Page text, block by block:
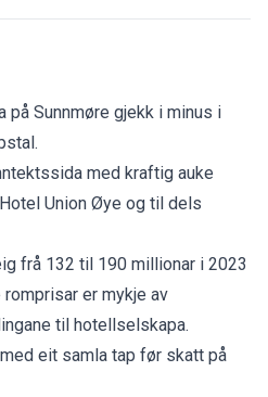
Sunnmøre gjekk i minus i
med kraftig auke
Union Øye og til dels
frå 132 til 190 millionar i 2023
er mykje av
til hotellselskapa.
eit samla tap før skatt på